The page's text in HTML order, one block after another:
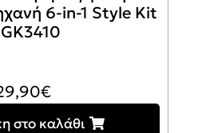
6-in-1 Style Kit
€
στο καλάθι